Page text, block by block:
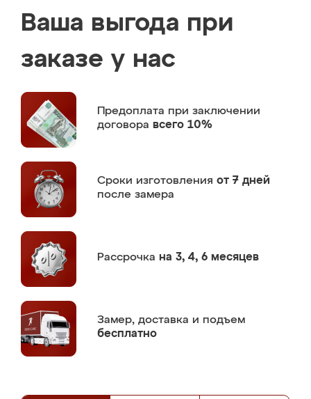
Ваша выгода при
заказе у нас
Предоплата при заключении
договора всего 10%
Сроки изготовления от 7 дней
после замера
Рассрочка на 3, 4, 6 месяцев
Замер, доставка и подъем
бесплатно